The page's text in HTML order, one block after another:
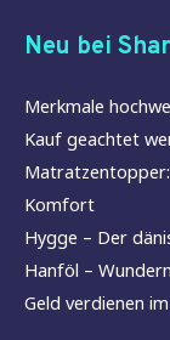
Neu bei
Merkmale
Kauf geachtet
Komfort
Hygge – Der
Hanföl –
Geld verdienen